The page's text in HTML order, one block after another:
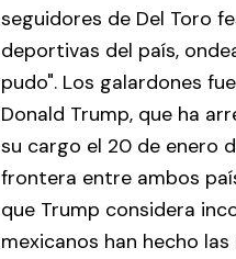
seguidores de Del Toro
deportivas del país,
pudo". Los galardones
Donald Trump, que ha
su cargo el 20 de enero
frontera entre ambos
que Trump considera
mexicanos han hecho